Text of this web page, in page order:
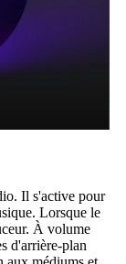
Il s'active pour
Lorsque le
À volume
d'arrière-plan